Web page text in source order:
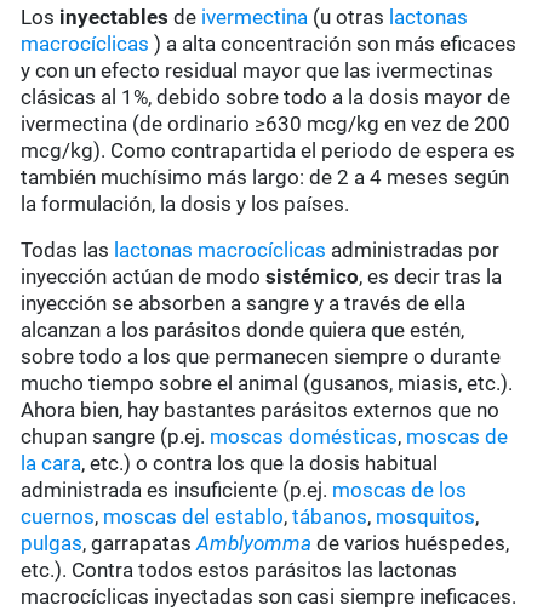
Los inyectables de ivermectina (u otras lactonas
macrocíclicas ) a alta concentración son más eficaces
y con un efecto residual mayor que las ivermectinas
clásicas al 1%, debido sobre todo a la dosis mayor de
ivermectina (de ordinario ≥630 mcg/kg en vez de 200
mcg/kg). Como contrapartida el periodo de espera es
también muchísimo más largo: de 2 a 4 meses según
la formulación, la dosis y los países.
Todas las lactonas macrocíclicas administradas por
inyección actúan de modosistémico, es decir tras la
inyección se absorben a sangre y a través de ella
alcanzan a los parásitos donde quiera que estén,
sobre todo a los que permanecen siempre o durante
mucho tiempo sobre el animal (gusanos, miasis, etc.).
Ahora bien, hay bastantes parásitos externos que no
chupan sangre (p.ej. moscas domésticas, moscas de
la cara, etc.) o contra los que la dosis habitual
administrada es insuficiente (p.ej. moscas de los
cuernos, moscas del establo,tábanos, mosquitos,
pulgas, garrapatasAmblyomma de varios huéspedes,
etc.). Contra todos estos parásitos las lactonas
macrocíclicas inyectadas son casi siempre ineficaces.